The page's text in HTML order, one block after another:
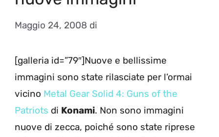
Maggio 24, 2008 di
[galleria id=”79″]Nuove e bellissime
immagini sono state rilasciate per l’ormai
vicino Metal Gear Solid 4: Guns of the
Patriots di Konami. Non sono immagini
nuove di zecca, poiché sono state riprese